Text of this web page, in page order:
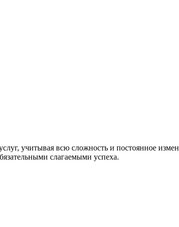
учитывая всю сложность и постоянное
слагаемыми успеха.